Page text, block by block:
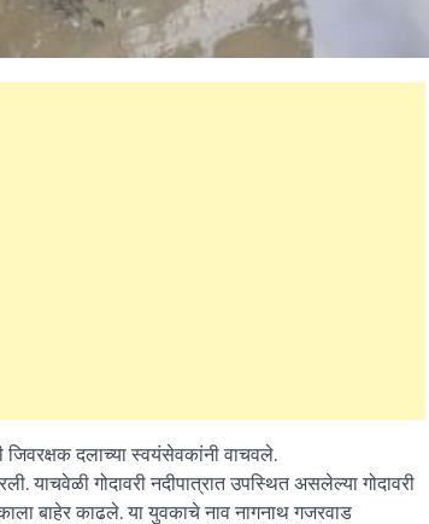
जिवरक्षक दलाच्या स्वयंसेवकांनी वाचवले.
याचवेळी गोदावरी नदीपात्रात उपस्थित असलेल्या गोदावरी
बाहेर काढले. या युवकाचे नाव नागनाथ गजरवाड